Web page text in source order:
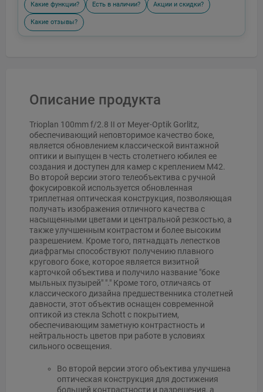
Какие функции? Есть в наличии? Акции и скидки?
Какие отзывы?
Описание продукта
Trioplan 100mm f/2.8 II от Meyer-Optik Gorlitz,
обеспечивающий неповторимое качество боке,
является обновлением классической винтажной
оптики и выпущен в честь столетнего юбилея ее
создания и доступен для камер с креплением M42.
Во второй версии этого телеобъектива с ручной
фокусировкой используется обновленная
триплетная оптическая конструкция, позволяющая
получать изображения отличного качества с
насыщенными цветами и центральной резкостью, а
также улучшенным контрастом и более высоким
разрешением. Кроме того, пятнадцать лепестков
диафрагмы способствуют получению плавного
кругового боке, которое является визитной
карточкой объектива и получило название "боке
мыльных пузырей" "." Кроме того, отличаясь от
классического дизайна предшественника столетней
давности, этот объектив оснащен современной
оптикой из стекла Schott с покрытием,
обеспечивающим заметную контрастность и
нейтральность цветов при работе в условиях
сильного освещения.
Во второй версии этого объектива улучшена
оптическая конструкция для достижения
большей контрастности и разрешения, а